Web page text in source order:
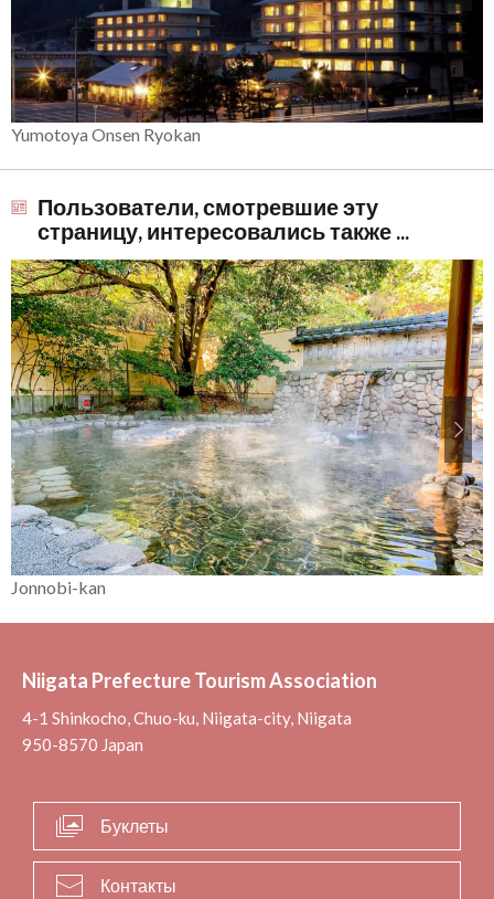
Yumotoya Onsen Ryokan
Пользователи, смотревшие эту
страницу, интересовались также ...
Jonnobi-kan
Niigata Prefecture Tourism Association
4-1 Shinkocho, Chuo-ku, Niigata-city, Niigata
950-8570 Japan
Буклеты
Контакты